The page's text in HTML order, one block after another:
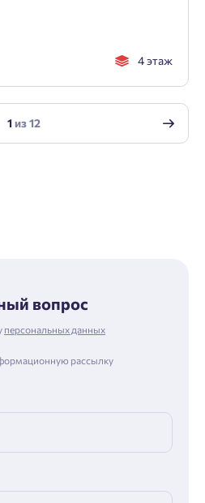
4 этаж
1из12
вопрос
персональных данных
рассылку